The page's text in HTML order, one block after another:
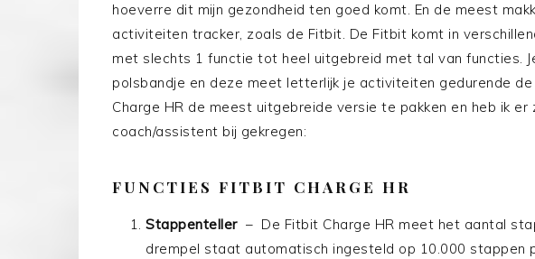
hoeverre dit mijn gezondheid ten goed komt. En de meest
activiteiten tracker, zoals de Fitbit. De Fitbit komt in
met slechts 1 functie tot heel uitgebreid met tal van functies.
polsbandje en deze meet letterlijk je activiteiten gedurende
Charge HR de meest uitgebreide versie te pakken en heb ik er
coach/assistent bij gekregen:
FUNCTIES FITBIT CHARGE HR
Stappenteller – De Fitbit Charge HR meet het aantal
drempel staat automatisch ingesteld op 10.000 stappen